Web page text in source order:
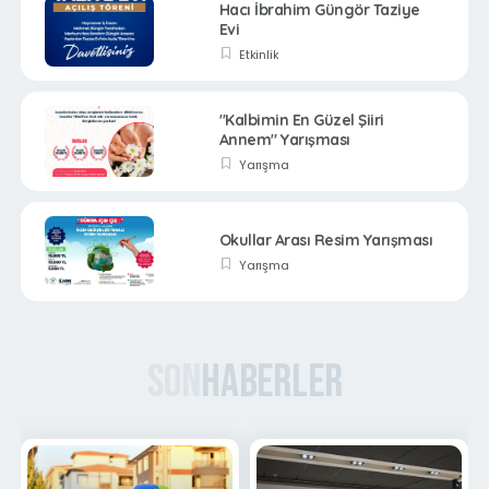
Hacı İbrahim Güngör Taziye
Evi
Etkinlik
"Kalbimin En Güzel Şiiri
Annem" Yarışması
Yarışma
Okullar Arası Resim Yarışması
Yarışma
Haberler